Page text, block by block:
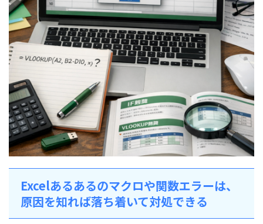
Excelあるあるのマクロや関数エラーは、
原因を知れば落ち着いて対処できる